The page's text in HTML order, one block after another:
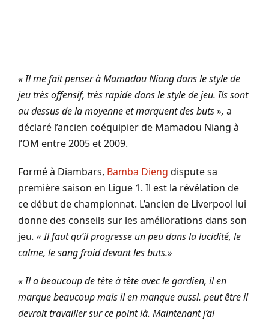
« Il me fait penser à Mamadou Niang dans le style de
jeu très offensif, très rapide dans le style de jeu. Ils sont
au dessus de la moyenne et marquent des buts », a
déclaré l’ancien coéquipier de Mamadou Niang à
l’OM entre 2005 et 2009.
Formé à Diambars, Bamba Dieng dispute sa
première saison en Ligue 1. Il est la révélation de
ce début de championnat. L’ancien de Liverpool lui
donne des conseils sur les améliorations dans son
jeu. « Il faut qu’il progresse un peu dans la lucidité, le
calme, le sang froid devant les buts.»
« Il a beaucoup de tête à tête avec le gardien, il en
marque beaucoup mais il en manque aussi. peut être il
devrait travailler sur ce point là. Maintenant j’ai